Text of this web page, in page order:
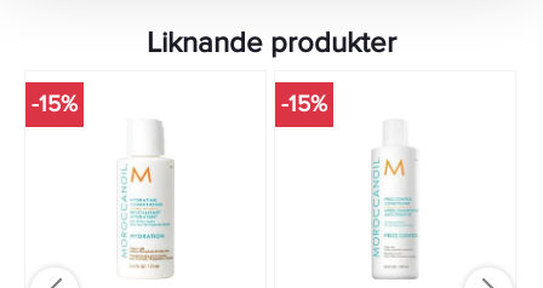
Liknande produkter
-15% -15%